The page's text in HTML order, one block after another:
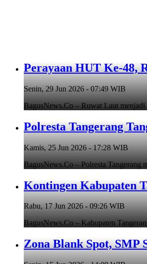
Perayaan HUT Ke-48,
Senin, 29 Jun 2026 - 07:49 WIB
BagusNews.Co – Ruwat Laut
Polresta Tangerang
Kamis, 25 Jun 2026 - 17:28 WIB
BagusNews.Co – Polresta Tangerang
Kontingen Kabupaten
Rabu, 17 Jun 2026 - 09:26 WIB
BagusNews.Co – Kabupaten
Zona Blank Spot, SMP